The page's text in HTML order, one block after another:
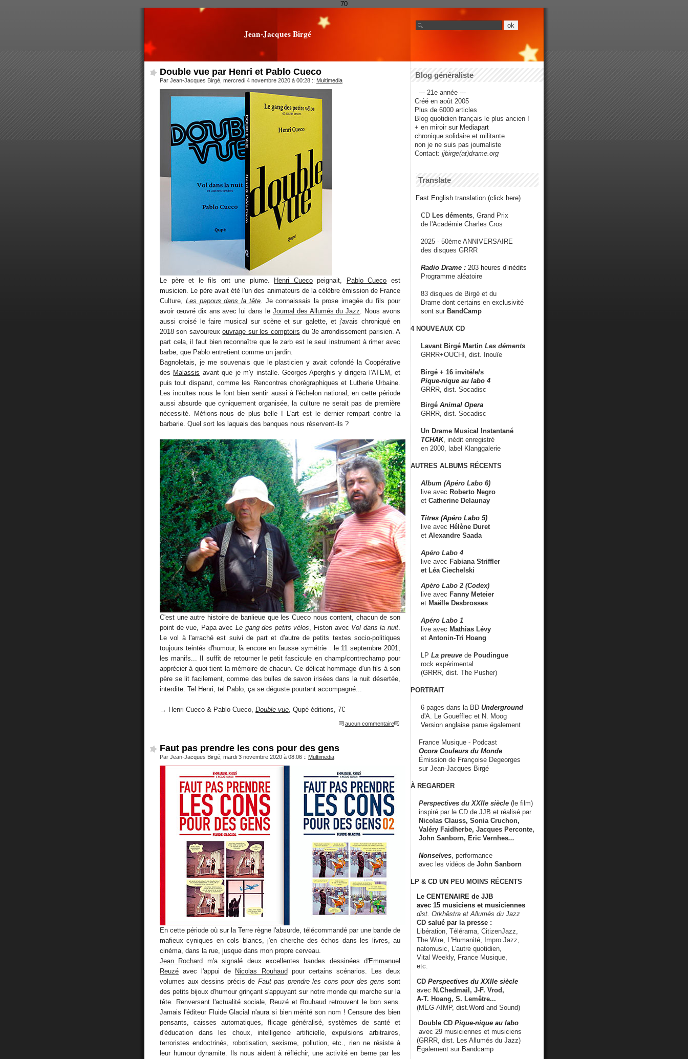
70
Jean-Jacques Birgé
Double vue par Henri et Pablo Cueco
Par Jean-Jacques Birgé, mercredi 4 novembre 2020 à 00:28 :: Multimedia
Le père et le fils ont une plume. Henri Cuecopeignait, Pablo Cueco est
musicien. Le père avait été l'un des animateurs de la célèbre émission de France
Culture, Les papous dans la tête. Je connaissais la prose imagée du fils pour
avoir œuvré dix ans avec lui dans le Journal des Allumés du Jazz . Nous avons
aussi croisé le faire musical sur scène et sur galette, et j'avais chroniqué en
2018 son savoureuxouvrage sur les comptoirs du 3e arrondissement parisien. A
part cela, il faut bien reconnaître que le zarb est le seul instrument à rimer avec
barbe, que Pablo entretient comme un jardin.
Bagnoletais, je me souvenais que le plasticien y avait cofondé la Coopérative
des Malassis avant que je m'y installe. Georges Aperghis y dirigera l'ATEM, et
puis tout disparut, comme les Rencontres chorégraphiques et Lutherie Urbaine.
Les incultes nous le font bien sentir aussi à l'échelon national, en cette période
aussi absurde que cyniquement organisée, la culture ne serait pas de première
nécessité. Méfions-nous de plus belle ! L'art est le dernier rempart contre la
barbarie. Quel sort les laquais des banques nous réservent-ils ?
C'est une autre histoire de banlieue que les Cueco nous content, chacun de son
point de vue, Papa avec Le gang des petits vélos , Fiston avec Vol dans la nuit
Le vol à l'arraché est suivi de part et d'autre de petits textes socio-politiques
toujours teintés d'humour, là encore en fausse symétrie : le 11 septembre 2001,
les manifs... Il suffit de retourner le petit fascicule en champ/contrechamp pour
apprécier à quoi tient la mémoire de chacun. Ce délicat hommage d'un fils à son
père se lit facilement, comme des bulles de savon irisées dans la nuit désertée,
interdite. Tel Henri, tel Pablo, ça se déguste pourtant accompagné...
→ Henri Cueco & Pablo Cueco, Double vue , Qupé éditions, 7€
aucun commentaire
Faut pas prendre les cons pour des gens
Par Jean-Jacques Birgé, mardi 3 novembre 2020 à 08:06 :: Multimedia
En cette période où sur la Terre règne l'absurde, télécommandé par une bande de
mafieux cyniques en cols blancs, j'en cherche des échos dans les livres, au
cinéma, dans la rue, jusque dans mon propre cerveau.
Jean Rochard m'a signalé deux excellentes bandes dessinées d'Emmanuel
Reuzé avec l'appui de Nicolas Rouhaud pour certains scénarios. Les deux
volumes aux dessins précis de Faut pas prendre les cons pour des gens sont
des petits bijoux d'humour grinçant s'appuyant sur notre monde qui marche sur la
tête. Renversant l'actualité sociale, Reuzé et Rouhaud retrouvent le bon sens.
Jamais l'éditeur Fluide Glacial n'aura si bien mérité son nom ! Censure des bien
pensants, caisses automatiques, flicage généralisé, systèmes de santé et
d'éducation dans les choux, intelligence artificielle, expulsions arbitraires,
terroristes endoctrinés, robotisation, sexisme, pollution, etc., rien ne résiste à
leur humour dynamite. Ils nous aident à réfléchir, une activité en berne par les
Blog généraliste
--- 21e année ---
Créé en août 2005
Plus de 6000 articles
Blog quotidien français le plus ancien !
+ en miroir sur Mediapart
chronique solidaire et militante
non je ne suis pas journaliste
Contact: jjbirge(at)drame.org
Translate
Fast English translation (click here)
CD Les déments , Grand Prix
de l'Académie Charles Cros
2025 - 50ème ANNIVERSAIRE
des disques GRRR
Radio Drame : 203 heures d'inédits
Programme aléatoire
83 disques de Birgé et du
Drame dont certains en exclusivité
sont sur BandCamp
4 NOUVEAUX CD
Lavant Birgé Martin Les déments
GRRR+OUCH!, dist. Inouïe
Birgé + 16 invité/e/s
Pique-nique au labo 4
GRRR, dist. Socadisc
Birgé Animal Opera
GRRR, dist. Socadisc
Un Drame Musical Instantané
TCHAK, inédit enregistré
en 2000, label Klanggalerie
AUTRES ALBUMS RÉCENTS
Album (Apéro Labo 6)
live avec Roberto Negro
et Catherine Delaunay
Titres (Apéro Labo 5)
live avec Hélène Duret
et Alexandre Saada
Apéro Labo 4
live avec Fabiana Striffler
et Léa Ciechelski
Apéro Labo 2 (Codex)
live avec Fanny Meteier
et Maëlle Desbrosses
Apéro Labo 1
live avec Mathias Lévy
et Antonin-Tri Hoang
LP La preuve de Poudingue
rock expérimental
(GRRR, dist. The Pusher)
PORTRAIT
6 pages dans la BD Underground
d'A. Le Gouëfflec et N. Moog
Version anglaise parue également
France Musique - Podcast
Ocora Couleurs du Monde
Émission de Françoise Degeorges
sur Jean-Jacques Birgé
À REGARDER
Perspectives du XXIIe siècle (le film)
inspiré par le CD de JJB et réalisé par
Nicolas Clauss, Sonia Cruchon,
Valéry Faidherbe, Jacques Perconte,
John Sanborn, Eric Vernhes...
Nonselves , performance
avec les vidéos de John Sanborn
LP & CD UN PEU MOINS RÉCENTS
Le CENTENAIRE de JJB
avec 15 musiciens et musiciennes
dist. Orkhêstra et Allumés du Jazz
CD salué par la presse :
Libération, Télérama, CitizenJazz,
The Wire, L'Humanité, Impro Jazz,
natomusic, L'autre quotidien,
Vital Weekly, France Musique,
etc.
CD Perspectives du XXIIe siècle
avec N.Chedmail, J-F. Vrod,
A-T. Hoang, S. Lemêtre...
(MEG-AIMP, dist.Word and Sound)
Double CD Pique-nique au labo
avec 29 musiciennes et musiciens
(GRRR, dist. Les Allumés du Jazz)
Également sur Bandcamp